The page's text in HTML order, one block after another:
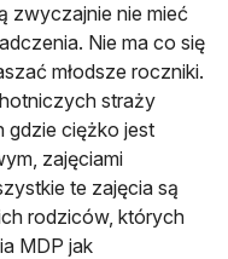
zwyczajnie nie mieć
Nie ma co się
młodsze roczniki.
straży
gdzie ciężko jest
zajęciami
te zajęcia są
rodziców, których
MDP jak